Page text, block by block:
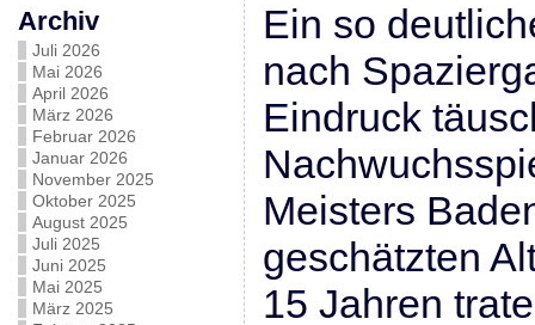
Archiv
Juli 2026
Mai 2026
April 2026
März 2026
Februar 2026
Januar 2026
November 2025
Oktober 2025
August 2025
Juli 2025
Juni 2025
Mai 2025
März 2025
Ein so
nach
Eindruck
Meisters
geschätzten
15 Jahren